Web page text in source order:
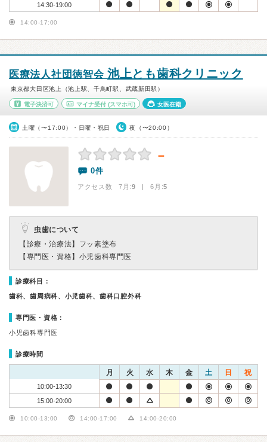
14:30-19:00
14:00-17:00
医療法人社団徳智会 池上とも歯科クリニック
東京都大田区池上（池上駅、千鳥町駅、武蔵新田駅）
電子決済可 マイナ受付(スマホ可) 女医在籍
土曜（〜17:00）・日曜・祝日 夜（〜20:00）
－
0件
アクセス数 7月:9 | 6月:5
虫歯について
【診療・治療法】 フッ素塗布
【専門医・資格】 小児歯科専門医
診療科目：
歯科、歯周病科、小児歯科、歯科口腔外科
専門医・資格：
小児歯科専門医
診療時間
月 火 水 木 金 土 日 祝
10:00-13:30
15:00-20:00
10:00-13:00 14:00-17:00 14:00-20:00